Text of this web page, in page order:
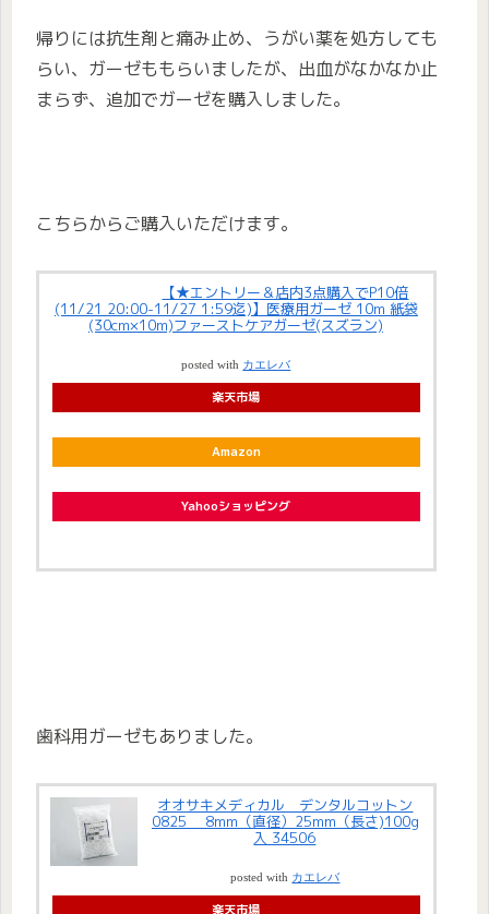
帰りには抗生剤と痛み止め、うがい薬を処方しても
らい、ガーゼももらいましたが、出血がなかなか止
まらず、追加でガーゼを購入しました。
こちらからご購入いただけます。
【★エントリー＆店内3点購入でP10倍
(11/21 20:00-11/27 1:59迄)】医療用ガーゼ 10m 紙袋
(30cm×10m)ファーストケアガーゼ(スズラン)
posted with カエレバ
楽天市場
Amazon
Yahooショッピング
歯科用ガーゼもありました。
オオサキメディカル デンタルコットン
0825 8mm（直径）25mm（長さ)100g
入 34506
posted with カエレバ
楽天市場